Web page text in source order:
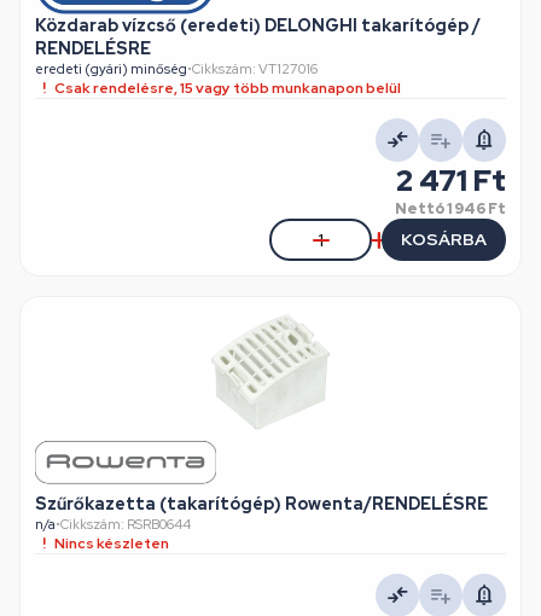
Közdarab vízcső (eredeti) DELONGHI takarítógép /
RENDELÉSRE
eredeti (gyári) minőség•Cikkszám: VT127016
Csak rendelésre, 15 vagy több munkanapon belül
2 471 Ft
Nettó1 946 Ft
KOSÁRBA
Szűrőkazetta (takarítógép) Rowenta/RENDELÉSRE
n/a•Cikkszám: RSRB0644
Nincs készleten